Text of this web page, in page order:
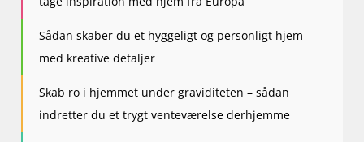
Sådan skaber du et hyggeligt og personligt hjem
med kreative detaljer
Skab ro i hjemmet under graviditeten – sådan
indretter du et trygt venteværelse derhjemme